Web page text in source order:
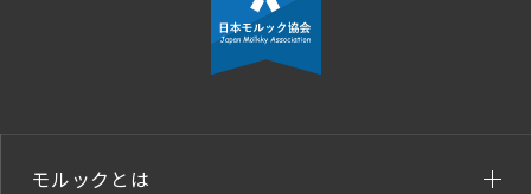
モルックとは